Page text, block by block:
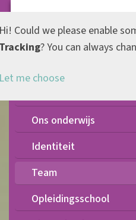
Ons onderwijs
Identiteit
Team
Opleidingsschool
Could we please enable
? You can always
me choose